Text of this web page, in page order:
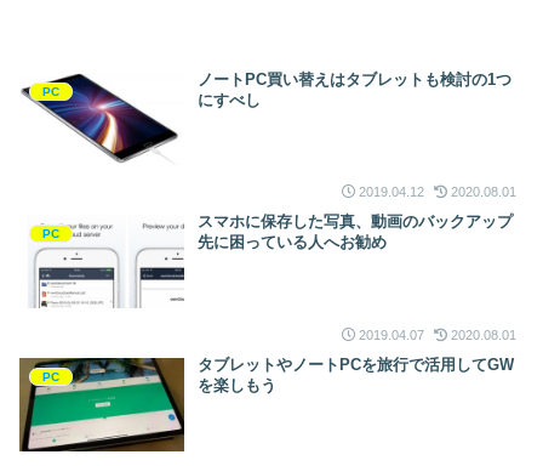
PC
ノートPC買い替えはタブレットも検討の1つ
にすべし
2019.04.12 2020.08.01
PC
スマホに保存した写真、動画のバックアップ
先に困っている人へお勧め
2019.04.07 2020.08.01
PC
タブレットやノートPCを旅行で活用してGW
を楽しもう